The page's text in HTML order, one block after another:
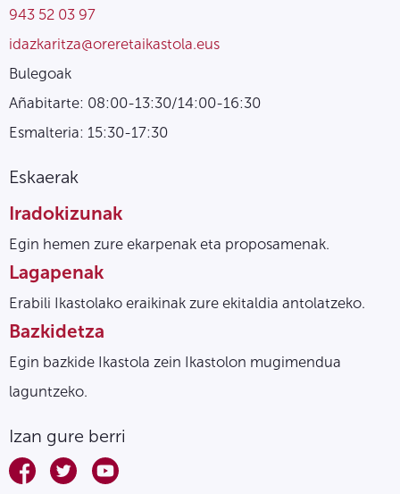
943 52 03 97
idazkaritza@oreretaikastola.eus
Bulegoak
Añabitarte: 08:00-13:30/14:00-16:30
Esmalteria: 15:30-17:30
Eskaerak
Iradokizunak
Egin hemen zure ekarpenak eta proposamenak.
Lagapenak
Erabili Ikastolako eraikinak zure ekitaldia antolatzeko.
Bazkidetza
Egin bazkide Ikastola zein Ikastolon mugimendua
laguntzeko.
Izan gure berri